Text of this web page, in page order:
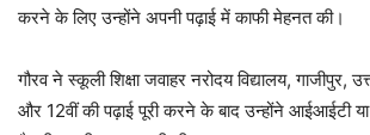
करने के लिए उन्होंने अपनी पढ़ाई में काफी मेहनत की।
गौरव ने स्कूली शिक्षा जवाहर नरोदय विद्यालय, गाजीपुर,
और 12वीं की पढ़ाई पूरी करने के बाद उन्होंने आईआईटी